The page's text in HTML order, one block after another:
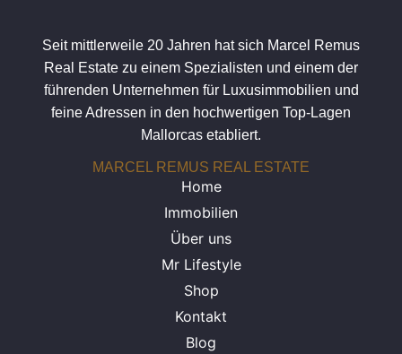
Seit mittlerweile 20 Jahren hat sich Marcel Remus
Real Estate zu einem Spezialisten und einem der
führenden Unternehmen für Luxusimmobilien und
feine Adressen in den hochwertigen Top-Lagen
Mallorcas etabliert.
MARCEL REMUS REAL ESTATE
Home
Immobilien
Über uns
Mr Lifestyle
Shop
Kontakt
Blog